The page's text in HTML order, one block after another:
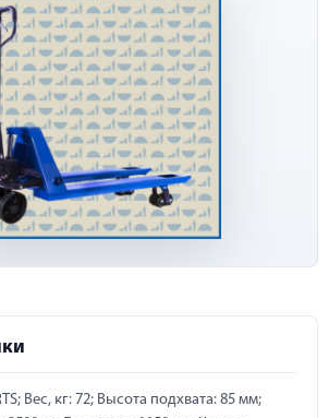
Вес, кг: 72; Высота подхвата: 85 мм;